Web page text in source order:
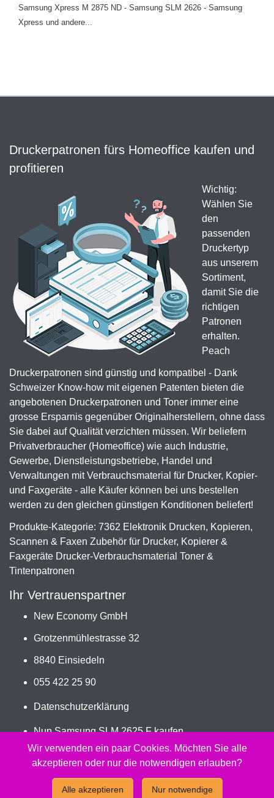
Samsung Xpress M 2875 ND - Samsung SLM 2626 - Samsung
Xpress und andere...
Druckerpatronen fürs Homeoffice kaufen und
profitieren
Wichtig:
Wählen Sie
den
passenden
Druckertyp
aus unserem
Sortiment,
damit Sie die
richtigen
Patronen
erhalten.
Peach
Druckerpatronen sind günstig und kompatibel - Dank
Schweizer Know-how mit eigenen Patenten bieten die
angebotenen Druckerpatronen und Toner immer eine
grosse Ersparnis gegenüber Originalherstellern, ohne dass
Sie dabei auf Qualität verzichten müssen. Wir beliefern
Privatverbraucher (Homeoffice) wie auch Industrie,
Gewerbe, Dienstleistungsbetriebe, Handel und
Verwaltungen mit Verbrauchsmaterial für Drucker, Kopier-
und Faxgeräte - alle Käufer können bei uns bestellen
werden zu den gleichen günstigen Konditionen beliefert!
Produkte-Kategorie: 7362 Elektronik Drucken, Kopieren,
Scannen & Faxen Zubehör für Drucker, Kopierer &
Faxgeräte Drucker-Verbrauchsmaterial Toner &
Tintenpatronen
Ihr Vertrauenspartner
New Economy GmbH
Grotzenmühlestrasse 32
8840 Einsiedeln
055 422 25 90
Datenschutzerklärung
Nun Samsung SLM 2625 F kaufen
Jetzt MLT-D116S/ELS, SU840A bestellen
2026 - Peach Druckerpatronen Versand Jetzt günstig und
Wir verwenden ein paar Cookies. Möchten Sie alle
akzeptieren oder nur die notwendigen erlauben?
Alle akzeptieren Nur notwendige